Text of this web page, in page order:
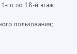
1-го по 18-й этаж;
пользования;